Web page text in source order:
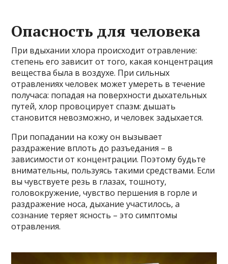
Опасность для человека
При вдыхании хлора происходит отравление:
степень его зависит от того, какая концентрация
вещества была в воздухе. При сильных
отравлениях человек может умереть в течение
получаса: попадая на поверхности дыхательных
путей, хлор провоцирует спазм: дышать
становится невозможно, и человек задыхается.
При попадании на кожу он вызывает
раздражение вплоть до разъедания – в
зависимости от концентрации. Поэтому будьте
внимательны, пользуясь такими средствами. Если
вы чувствуете резь в глазах, тошноту,
головокружение, чувство першения в горле и
раздражение носа, дыхание участилось, а
сознание теряет ясность – это симптомы
отравления.